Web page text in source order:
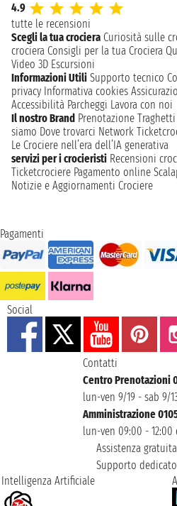
4.9
tutte le recensioni
Scegli la tua crociera Curiosità sulle
crociera Consigli per la tua Crociera
Video 3D Escursioni
Informazioni Utili Supporto tecnico
privacy Informativa cookies
Accessibilità Parcheggi Lavora con noi
Il nostro Brand Prenotazione Traghetti
siamo Dove trovarci Network
Le Crociere nell’era dell’IA generativa
servizi per i crocieristi Recensioni
Ticketcrociere Pagamento online
Notizie e Aggiornamenti Crociere
Pagamenti
Social
Contatti
Centro Prenotazioni
lun-ven 9/19 - sab 9/
Amministrazione
lun-ven 09:00 - 12:00
Assistenza gratuita
Supporto dedicato
Intelligenza Artificiale